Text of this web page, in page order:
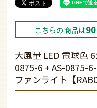
こちらの商品は
大風量 LED 電球色
0875-6 + AS-0875-
ファンライト【